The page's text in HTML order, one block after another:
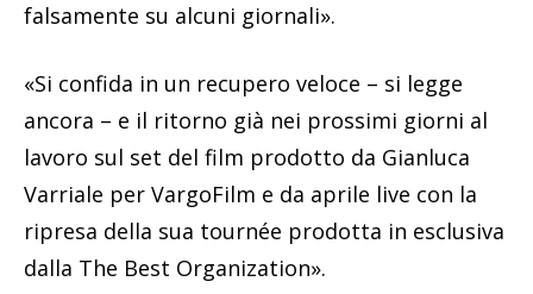
falsamente su alcuni giornali».
«Si confida in un recupero veloce – si legge
ancora – e il ritorno già nei prossimi giorni al
lavoro sul set del film prodotto da Gianluca
Varriale per VargoFilm e da aprile live con la
ripresa della sua tournée prodotta in esclusiva
dalla The Best Organization».